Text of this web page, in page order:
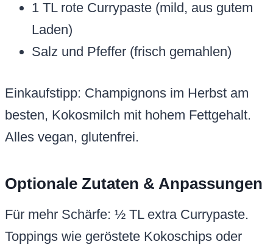
1 TL rote Currypaste (mild, aus gutem
Laden)
Salz und Pfeffer (frisch gemahlen)
Einkaufstipp: Champignons im Herbst am
besten, Kokosmilch mit hohem Fettgehalt.
Alles vegan, glutenfrei.
Optionale Zutaten & Anpassungen
Für mehr Schärfe: ½ TL extra Currypaste.
Toppings wie geröstete Kokoschips oder